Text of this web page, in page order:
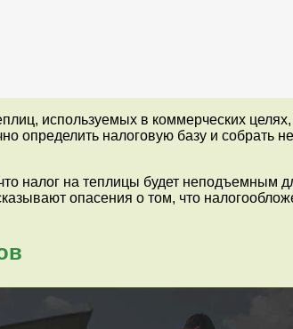
используемых в коммерческих
определить налоговую базу и собрать
налог на теплицы будет неподъемным
опасения о том, что